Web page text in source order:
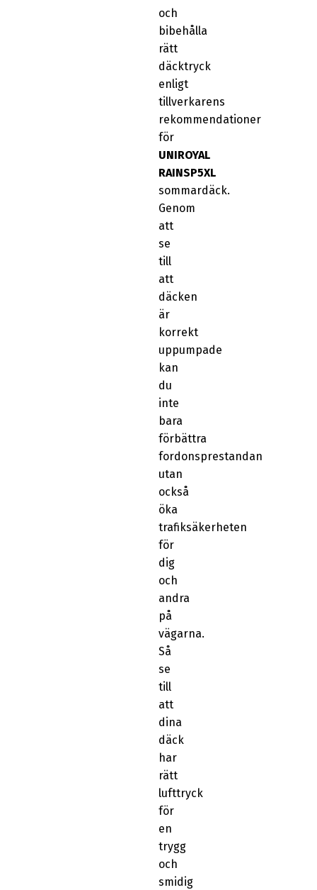
och
bibehålla
rätt
däcktryck
enligt
tillverkarens
rekommendationer
för
UNIROYAL
RAINSP5XL
sommardäck.
Genom
att
se
till
att
däcken
är
korrekt
uppumpade
kan
du
inte
bara
förbättra
fordonsprestandan
utan
också
öka
trafiksäkerheten
för
dig
och
andra
på
vägarna.
Så
se
till
att
dina
däck
har
rätt
lufttryck
för
en
trygg
och
smidig